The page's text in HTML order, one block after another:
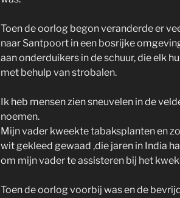
Toen de oorlog begon veranderde er
naar Santpoort in een bosrijke
aan onderduikers in de schuur, die elk
met behulp van strobalen.
Ik heb mensen zien sneuvelen in de
noemen.
Mijn vader kweekte tabaksplanten en
wit gekleed gewaad ,die jaren in India
om mijn vader te assisteren bij het
Toen de oorlog voorbij was en de